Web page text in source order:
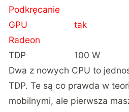
Podkręcanie
GPU
Radeon
tak
TDP 100 W
Dwa z nowych CPU to
TDP. Te są co prawda w
mobilnymi, ale pierwsza